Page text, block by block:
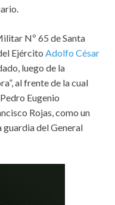
Nº 65 de Santa
Ejército Adolfo César
luego de la
al frente de la cual
Eugenio
Rojas, como un
del General